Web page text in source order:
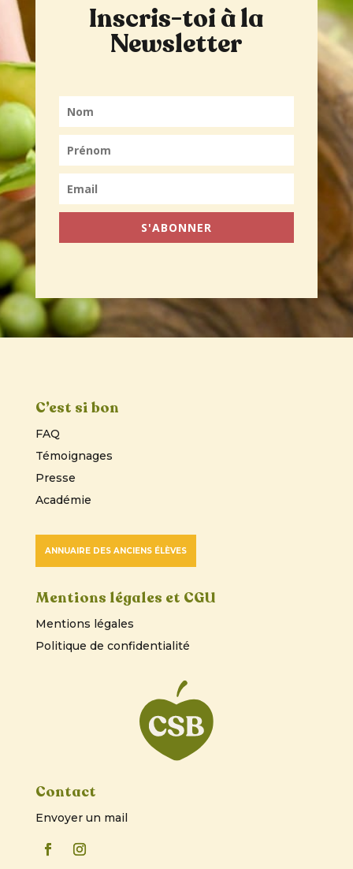
Inscris-toi à la
Newsletter
S'ABONNER
C’est si bon
FAQ
Témoignages
Presse
Académie
ANNUAIRE DES ANCIENS ÉLÈVES
Mentions légales et CGU
Mentions légales
Politique de confidentialité
Contact
Envoyer un mail